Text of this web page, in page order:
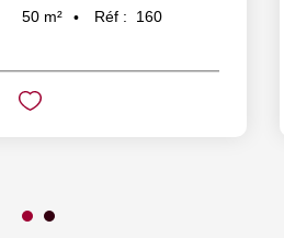
50 m² Réf : 160